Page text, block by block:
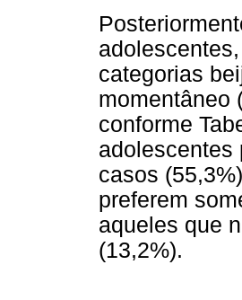
categorias
momentâneo
conforme
adolescentes
casos
preferem
aqueles que
(13,2%).